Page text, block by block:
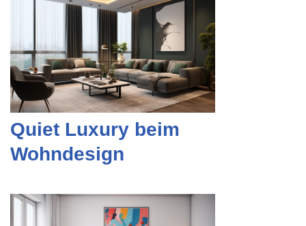
Quiet Luxury beim
Wohndesign